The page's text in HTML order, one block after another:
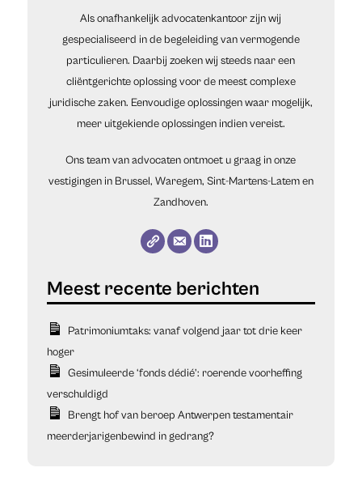
Als onafhankelijk advocatenkantoor zijn wij
gespecialiseerd in de begeleiding van vermogende
particulieren. Daarbij zoeken wij steeds naar een
cliëntgerichte oplossing voor de meest complexe
juridische zaken. Eenvoudige oplossingen waar mogelijk,
meer uitgekiende oplossingen indien vereist.
Ons team van advocaten ontmoet u graag in onze
vestigingen in Brussel, Waregem, Sint-Martens-Latem en
Zandhoven.
Patrimoniumtaks: vanaf volgend jaar tot drie keer
hoger
Gesimuleerde ‘fonds dédié’: roerende voorheffing
verschuldigd
Brengt hof van beroep Antwerpen testamentair
meerderjarigenbewind in gedrang?